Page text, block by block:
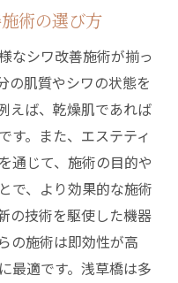
い癒しを実感
善効果の秘密
がもたらす癒し
ステでリフレッシ
シュを実感する
ッシュ方法紹介
る浅草橋の魅力
改善に効果的な理
術の選び方
なシワ改善施術が揃っ
の肌質やシワの状態を
えば、乾燥肌であれば
す。また、エステティ
通じて、施術の目的や
で、より効果的な施術
の技術を駆使した機器
の施術は即効性が高
最適です。浅草橋は多